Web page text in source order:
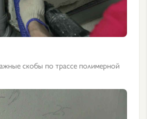
скобы по трассе полимерной